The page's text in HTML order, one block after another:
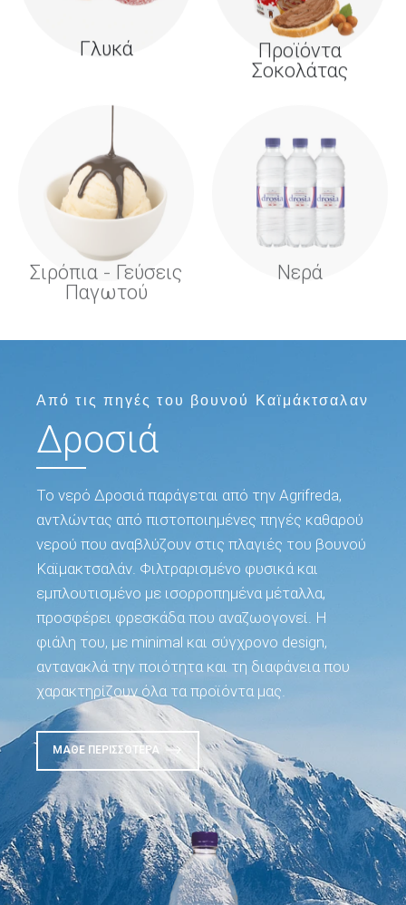
Γλυκά
Προϊόντα
Σοκολάτας
Σιρόπια - Γεύσεις
Παγωτού
Νερά
Από τις πηγές του βουνού Καϊμάκτσαλαν
Δροσιά
Το νερό Δροσιά παράγεται από την Agrifreda,
αντλώντας από πιστοποιημένες πηγές καθαρού
νερού που αναβλύζουν στις πλαγιές του βουνού
Καϊμακτσαλάν. Φιλτραρισμένο φυσικά και
εμπλουτισμένο με ισορροπημένα μέταλλα,
προσφέρει φρεσκάδα που αναζωογονεί. Η
φιάλη του, με minimal και σύγχρονο design,
αντανακλά την ποιότητα και τη διαφάνεια που
χαρακτηρίζουν όλα τα προϊόντα μας.
ΜΆΘΕ ΠΕΡΙΣΣΌΤΕΡΑ